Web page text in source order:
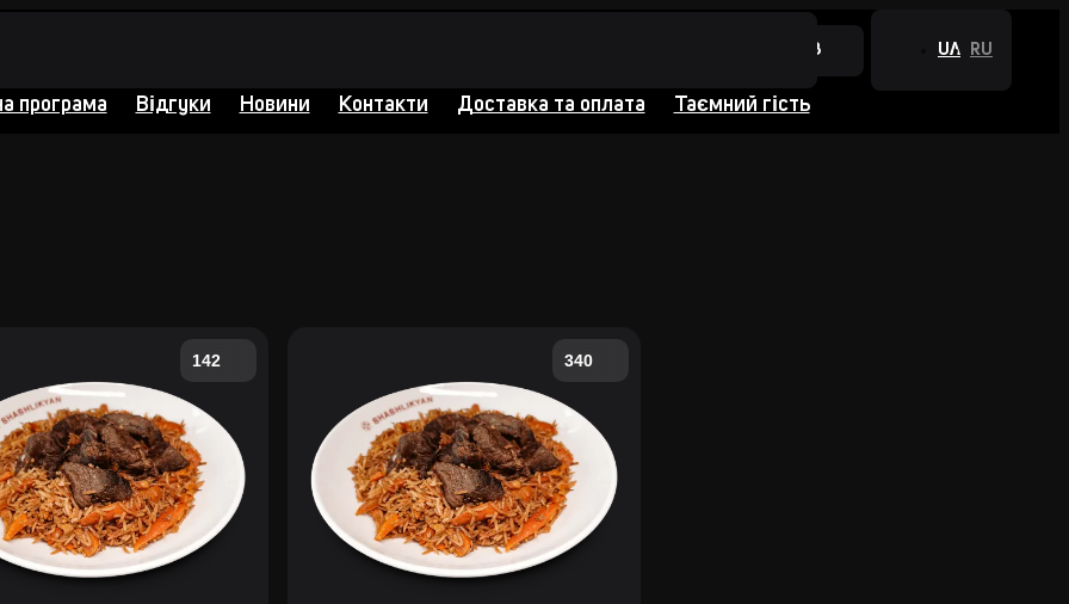
+380 44 384 0988 UA RU
програма Відгуки Новини Контакти Доставка та оплата Таємний гість
142 340